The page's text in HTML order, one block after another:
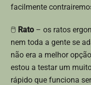
facilmente
🖱 Rato – os ratos
nem toda a gente se
não era a melhor
estou a testar um
rápido que funciona